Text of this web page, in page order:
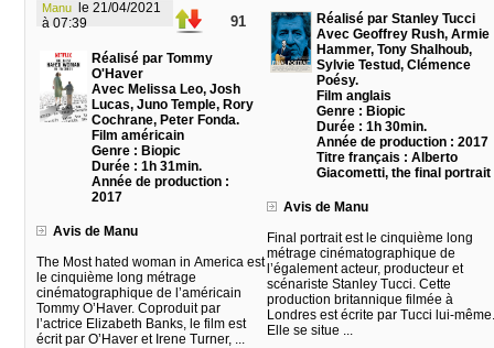
Manu
à 07:39
91
Réalisé par Tommy
O'Haver
Avec Melissa Leo, Josh
Lucas, Juno Temple, Rory
Cochrane, Peter Fonda.
Film américain
Genre : Biopic
Durée : 1h 31min.
Année de production :
2017
Avis de Manu
The Most hated woman in America est
le cinquième long métrage
cinématographique de l’américain
Tommy O’Haver. Coproduit par
l’actrice Elizabeth Banks, le film est
écrit par O’Haver et Irene Turner, ...
Réalisé par Stanley Tucci
Avec Geoffrey Rush, Armie
Hammer, Tony Shalhoub,
Sylvie Testud, Clémence
Poésy.
Film anglais
Genre : Biopic
Durée : 1h 30min.
Année de production : 2017
Titre français : Alberto
Giacometti, the final portrait
Avis de Manu
Final portrait est le cinquième long
métrage cinématographique de
l’également acteur, producteur et
scénariste Stanley Tucci. Cette
production britannique filmée à
Londres est écrite par Tucci lui-même.
Elle se situe ...